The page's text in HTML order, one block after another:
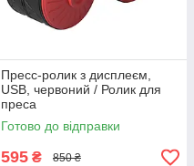
Пресс-ролик з дисплеєм,
USB, червоний / Ролик для
преса
Готово до відправки
595 ₴ 850 ₴